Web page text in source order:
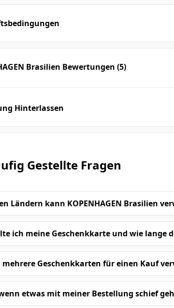
Brasilien Bewertungen (5)
Hinterlassen
Gestellte Fragen
Ländern kann KOPENHAGEN Brasilien
ich meine Geschenkkarte und wie lange
mehrere Geschenkkarten für einen Kauf
etwas mit meiner Bestellung schief